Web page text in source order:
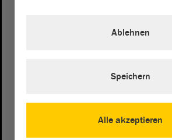
Fax:
0391 / 560 - 1123
Alle akzeptieren
Ablehnen
Speichern